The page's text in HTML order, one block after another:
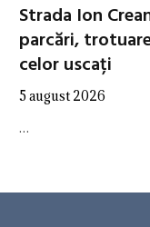
Strada Ion
parcări,
celor uscați
5 august 2026
…